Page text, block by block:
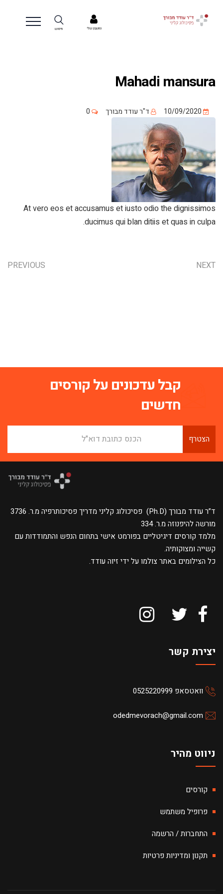
החשבון שלי חיפוש
Mahadi mansura
10/09/2020 ד"ר עודד מבורך
At vero eos et accusamus et iusto odio the dignissimos
ducimus qui blan ditiis et quas in culpa.
PREVIOUS NEXT
קבל עדכונים על קורסים
חדשים
הצטרף
ד”ר עודד מבורך (Ph.D) פסיכולוג קליני מדריך פסיכותרפיה מ.ר. 3736
מורשה להיפנוזה מ.ר. 334
מלמד קורסים דיגיטליים בפורמט אישי בתחום הנפש והתמודדות עם
קשייה ומצוקותיה.
כל הצילומים באתר צולמו על ידי זיוה עודד.
יצירת קשר
וואטסאפ 0525220999
odedmevorach@gmail.com
ניווט מהיר
קורסים
פרופיל משתמש
התחברות / הרשמה
תקנון ומדיניות פרטיות